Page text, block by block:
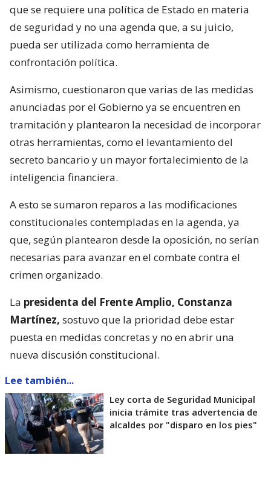
que se requiere una política de Estado en materia
de seguridad y no una agenda que, a su juicio,
pueda ser utilizada como herramienta de
confrontación política.
Asimismo, cuestionaron que varias de las medidas
anunciadas por el Gobierno ya se encuentren en
tramitación y plantearon la necesidad de incorporar
otras herramientas, como el levantamiento del
secreto bancario y un mayor fortalecimiento de la
inteligencia financiera.
A esto se sumaron reparos a las modificaciones
constitucionales contempladas en la agenda, ya
que, según plantearon desde la oposición, no serían
necesarias para avanzar en el combate contra el
crimen organizado.
La presidenta del Frente Amplio, Constanza
Martínez, sostuvo que la prioridad debe estar
puesta en medidas concretas y no en abrir una
nueva discusión constitucional.
Lee también...
Ley corta de Seguridad Municipal
inicia trámite tras advertencia de
alcaldes por "disparo en los pies"